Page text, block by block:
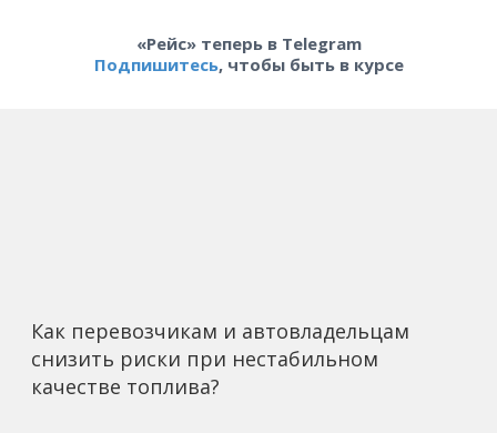
«Рейс» теперь в Telegram
Подпишитесь, чтобы быть в курсе
Как перевозчикам и автовладельцам
снизить риски при нестабильном
качестве топлива?